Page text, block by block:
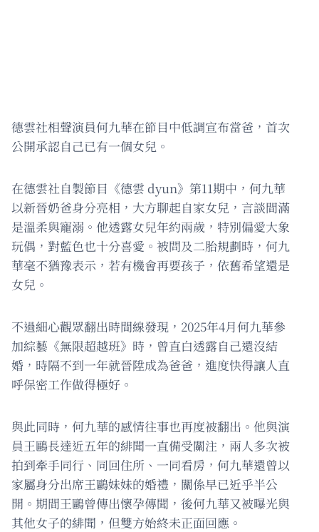
德雲社相聲演員何九華在節目中低調宣布當爸，首次
公開承認自己已有一個女兒。
在德雲社自製節目《德雲 dyun》第11期中，何九華
以新晉奶爸身分亮相，大方聊起自家女兒，言談間滿
是溫柔與寵溺。他透露女兒年約兩歲，特別偏愛大象
玩偶，對藍色也十分喜愛。被問及二胎規劃時，何九
華毫不猶豫表示，若有機會再要孩子，依舊希望還是
女兒。
不過細心觀眾翻出時間線發現，2025年4月何九華參
加綜藝《無限超越班》時，曾直白透露自己還沒結
婚，時隔不到一年就晉陞成為爸爸，進度快得讓人直
呼保密工作做得極好。
與此同時，何九華的感情往事也再度被翻出。他與演
員王鷗長達近五年的緋聞一直備受關注，兩人多次被
拍到牽手同行、同回住所、一同看房，何九華還曾以
家屬身分出席王鷗妹妹的婚禮，關係早已近乎半公
開。期間王鷗曾傳出懷孕傳聞，後何九華又被曝光與
其他女子的緋聞，但雙方始終未正面回應。